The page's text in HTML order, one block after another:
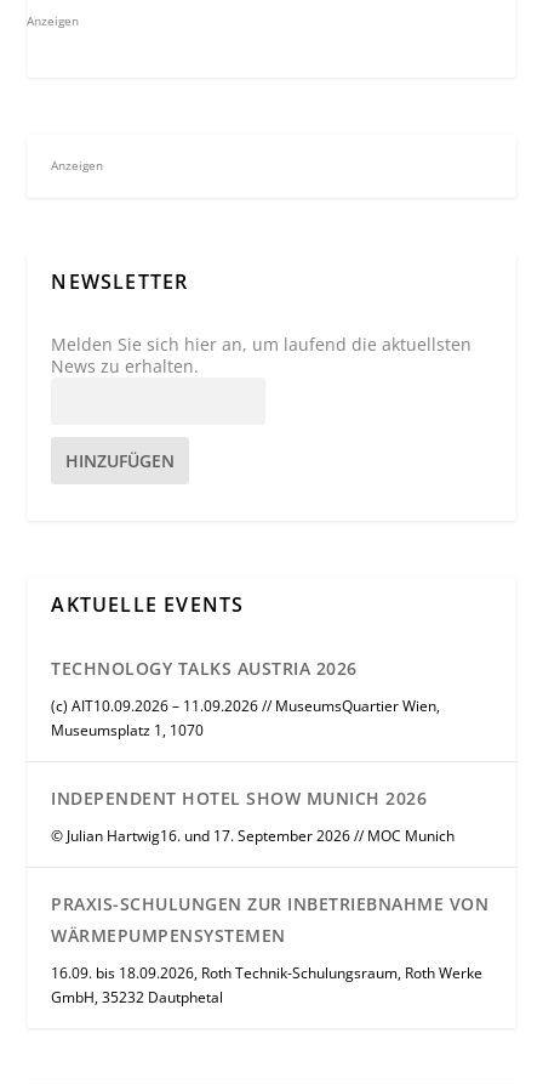
Anzeigen
Anzeigen
NEWSLETTER
Melden Sie sich hier an, um laufend die aktuellsten
News zu erhalten.
HINZUFÜGEN
AKTUELLE EVENTS
TECHNOLOGY TALKS AUSTRIA 2026
(c) AIT10.09.2026 – 11.09.2026 // MuseumsQuartier Wien,
Museumsplatz 1, 1070
INDEPENDENT HOTEL SHOW MUNICH 2026
© Julian Hartwig16. und 17. September 2026 // MOC Munich
PRAXIS-SCHULUNGEN ZUR INBETRIEBNAHME VON
WÄRMEPUMPENSYSTEMEN
16.09. bis 18.09.2026, Roth Technik-Schulungsraum, Roth Werke
GmbH, 35232 Dautphetal